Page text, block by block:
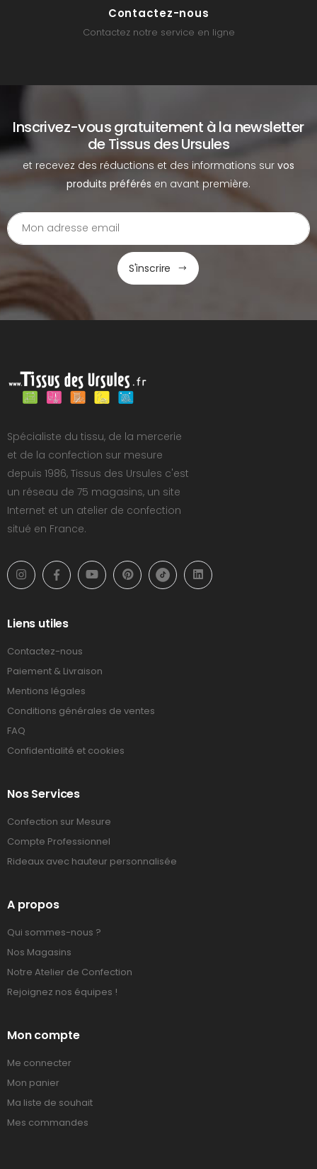
Contactez-nous
Contactez notre service en ligne
Inscrivez-vous gratuitement à la newsletter
de Tissus des Ursules
et recevez des réductions et des informations sur vos
produits préférés en avant première.
S'inscrire
Spécialiste du tissu, de la mercerie
et de la confection sur mesure
depuis 1986, Tissus des Ursules c'est
un réseau de 75 magasins, un site
Internet et un atelier de confection
situé en France.
Liens utiles
Contactez-nous
Paiement & Livraison
Mentions légales
Conditions générales de ventes
FAQ
Confidentialité et cookies
Nos Services
Confection sur Mesure
Compte Professionnel
Rideaux avec hauteur personnalisée
A propos
Qui sommes-nous ?
Nos Magasins
Notre Atelier de Confection
Rejoignez nos équipes !
Mon compte
Me connecter
Mon panier
Ma liste de souhait
Mes commandes